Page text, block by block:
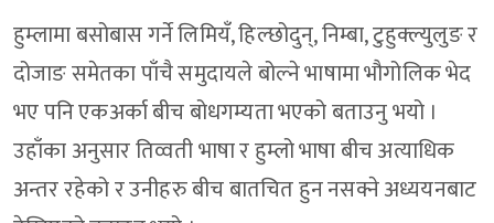
हुम्लामा बसोबास गर्ने लिमियँ, हिल्छोदुन्, निम्बा, टुहुक्ल्युलुङ र
दोजाङ समेतका पाँचै समुदायले बोल्ने भाषामा भौगोलिक भेद
भए पनि एकअर्का बीच बोधगम्यता भएको बताउनु भयो ।
उहाँका अनुसार तिव्वती भाषा र हुम्लो भाषा बीच अत्याधिक
अन्तर रहेको र उनीहरु बीच बातचित हुन नसक्ने अध्ययनबाट